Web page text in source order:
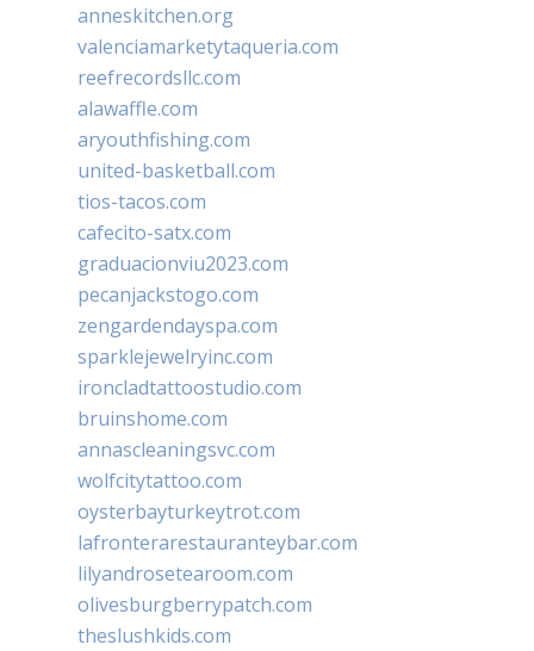
anneskitchen.org
valenciamarketytaqueria.com
reefrecordsllc.com
alawaffle.com
aryouthfishing.com
united-basketball.com
tios-tacos.com
cafecito-satx.com
graduacionviu2023.com
pecanjackstogo.com
zengardendayspa.com
sparklejewelryinc.com
ironcladtattoostudio.com
bruinshome.com
annascleaningsvc.com
wolfcitytattoo.com
oysterbayturkeytrot.com
lafronterarestauranteybar.com
lilyandrosetearoom.com
olivesburgberrypatch.com
theslushkids.com